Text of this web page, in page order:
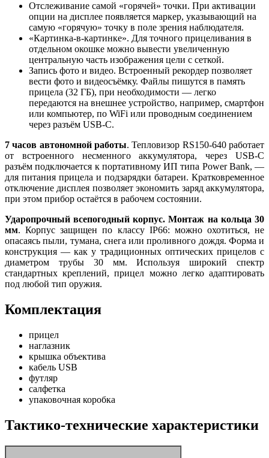
Отслеживание самой «горячей» точки. При активации
опции на дисплее появляется маркер, указывающий на
самую «горячую» точку в поле зрения наблюдателя.
«Картинка-в-картинке». Для точного прицеливания в
отдельном окошке можно вывести увеличенную
центральную часть изображения цели с сеткой.
Запись фото и видео. Встроенный рекордер позволяет
вести фото и видеосъёмку. Файлы пишутся в память
прицела (32 ГБ), при необходимости — легко
передаются на внешнее устройство, например, смартфон
или компьютер, по WiFi или проводным соединением
через разъём USB-C.
7 часов автономной работы. Тепловизор RS150-640 работает
от встроенного несменного аккумулятора, через USB-С
разъём подключается к портативному ИП типа Power Bank, —
для питания прицела и подзарядки батареи. Кратковременное
отключение дисплея позволяет экономить заряд аккумулятора,
при этом прибор остаётся в рабочем состоянии.
Ударопрочный всепогодный корпус. Монтаж на кольца 30
мм. Корпус защищен по классу IP66: можно охотиться, не
опасаясь пыли, тумана, снега или проливного дождя. Форма и
конструкция — как у традиционных оптических прицелов с
диаметром трубы 30 мм. Используя широкий спектр
стандартных креплений, прицел можно легко адаптировать
под любой тип оружия.
Комплектация
прицел
наглазник
крышка объектива
кабель USB
футляр
салфетка
упаковочная коробка
Тактико-технические характеристики